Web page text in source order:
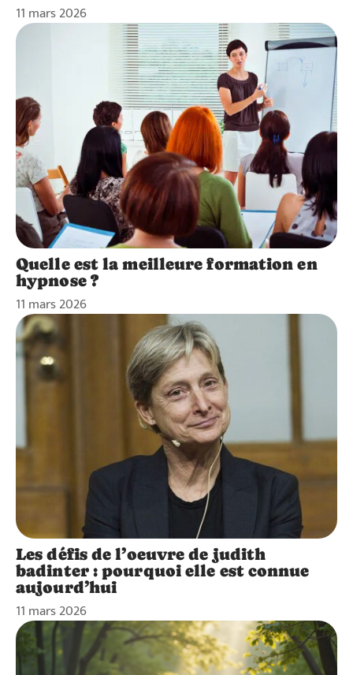
11 mars 2026
Quelle est la meilleure formation en
hypnose ?
11 mars 2026
Les défis de l’oeuvre de judith
badinter : pourquoi elle est connue
aujourd’hui
11 mars 2026